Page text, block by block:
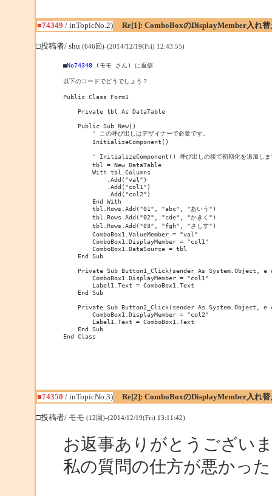
■74349 / inTopicNo.2) Re[1]: ComboBoxのDisplayMember入れ替
□投稿者/ shu (646回)-(2014/12/19(Fri) 12:43:55)
■No74348 (モモ さん) に返信
以下のコードでどうでしょう？
Public Class Form1
    Private tbl As DataTable
    Public Sub New()
        ' この呼び出しはデザイナーで必要です。
        InitializeComponent()
' InitializeComponent() 呼び出しの後で初期化を追加しま
        tbl = New DataTable
        With tbl.Columns
            .Add("val")
            .Add("col1")
            .Add("col2")
        End With
        tbl.Rows.Add("01", "abc", "あいう")
        tbl.Rows.Add("02", "cde", "かきく")
        tbl.Rows.Add("03", "fgh", "さしす")
        ComboBox1.ValueMember = "val"
        ComboBox1.DisplayMember = "col1"
        ComboBox1.DataSource = tbl
    End Sub
Private Sub Button1_Click(sender As System.Object, e
        ComboBox1.DisplayMember = "col1"
        Label1.Text = ComboBox1.Text
    End Sub
Private Sub Button2_Click(sender As System.Object, e
        ComboBox1.DisplayMember = "col2"
        Label1.Text = ComboBox1.Text
    End Sub
■74350 / inTopicNo.3) Re[2]: ComboBoxのDisplayMember入れ替
□投稿者/ モモ (12回)-(2014/12/19(Fri) 13:11:42)
お返事ありがとうござい
私の質問の仕方が悪かっ